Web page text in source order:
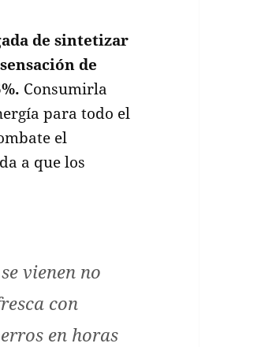
de sintetizar
de
Consumirla
para todo el
el
a que los
vienen no
con
en horas